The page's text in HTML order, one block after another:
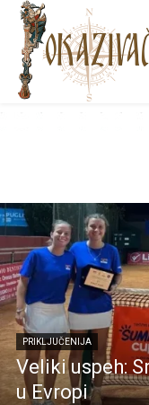
PRIKLJUČENIJA
Veliki uspeh:
u Evropi